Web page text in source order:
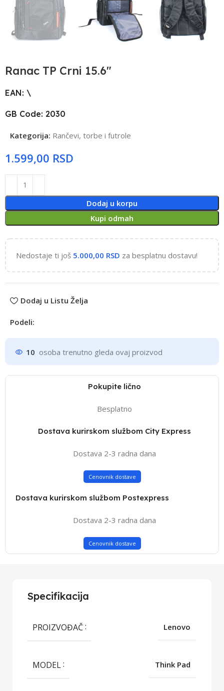
Ranac TP Crni 15.6″
EAN: \
GB Code: 2030
Kategorija: Rančevi, torbe i futrole
RSD
Dodaj u korpu
Kupi odmah
Nedostaje ti još 5.000,00 RSD za besplatnu dostavu!
Dodaj u Listu Želja
Podeli:
10 osoba trenutno gleda ovaj proizvod
Pokupite lično
Besplatno
Dostava kurirskom službom City Express
Dostava 2-3 radna dana
Cenovnik dostave
Dostava kurirskom službom Postexpress
Dostava 2-3 radna dana
Cenovnik dostave
Specifikacija
PROIZVOĐAČ Lenovo
MODEL Think Pad